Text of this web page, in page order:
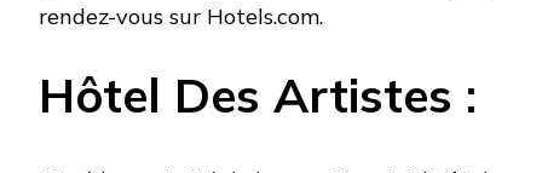
rendez-vous sur Hotels.com.
Hôtel Des Artistes :